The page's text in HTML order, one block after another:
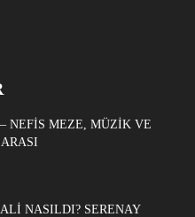
NEFIS MEZE, MÜZIK VE
NASILDI? SERENAY